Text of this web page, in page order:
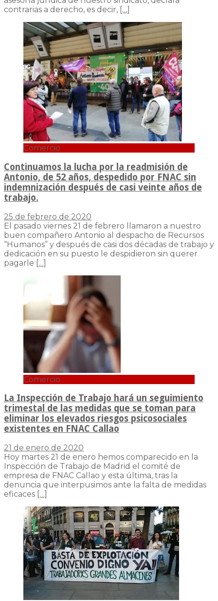
contrarias a derecho, es decir, […]
Comercio
Continuamos la lucha por la readmisión de
Antonio, de 52 años, despedido por FNAC sin
indemnización después de casi veinte años de
trabajo.
25 de febrero de 2020
El pasado viernes 21 de febrero llamaron a nuestro
buen compañero Antonio al despacho de Recursos
“Humanos” y después de casi dos décadas de trabajo y
dedicación en su puesto le despidieron sin querer
pagarle […]
Comercio
La Inspección de Trabajo hará un seguimiento
trimestal de las medidas que se toman para
eliminar los elevados riesgos psicosociales
existentes en FNAC Callao
21 de enero de 2020
Hoy martes 21 de enero hemos comparecido en la
Inspección de Trabajo de Madrid el comité de
empresa de FNAC Callao y esta última, tras la
denuncia que interpusimos ante la falta de medidas
eficaces […]